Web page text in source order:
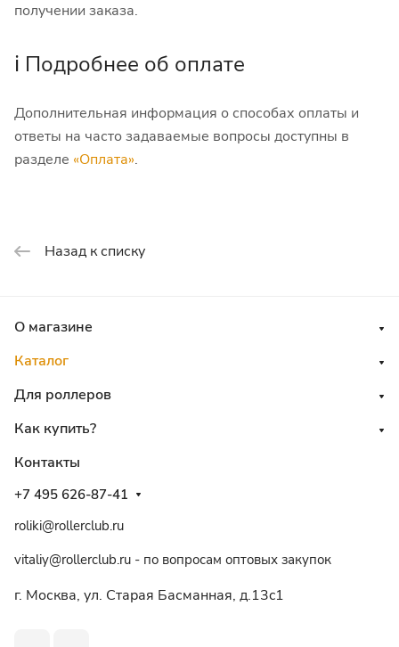
получении заказа.
ℹ️ Подробнее об оплате
Дополнительная информация о способах оплаты и
ответы на часто задаваемые вопросы доступны в
разделе «Оплата».
Назад к списку
О магазине
Каталог
Для роллеров
Как купить?
Контакты
+7 495 626-87-41
roliki@rollerclub.ru
vitaliy@rollerclub.ru - по вопросам оптовых закупок
г. Москва, ул. Старая Басманная, д.13c1